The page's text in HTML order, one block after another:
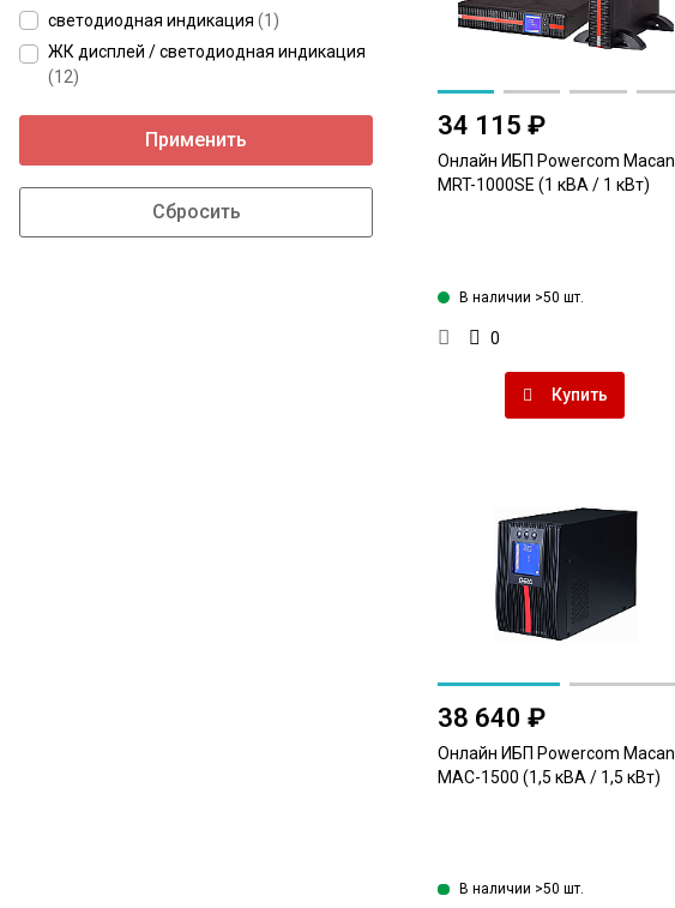
светодиодная индикация (1 )
ЖК дисплей / светодиодная индикация
(12)
Применить 34 115 ₽
Онлайн ИБП Powercom Macan
MRT-1000SE (1 кВА / 1 кВт)
В наличии >50 шт.
0
Купить
38 640 ₽
Онлайн ИБП Powercom Macan
MAC-1500 (1,5 кВА / 1,5 кВт)
В наличии >50 шт.